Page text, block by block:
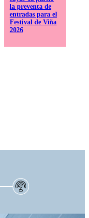
la preventa de
entradas para el
Festival de Viña
2026